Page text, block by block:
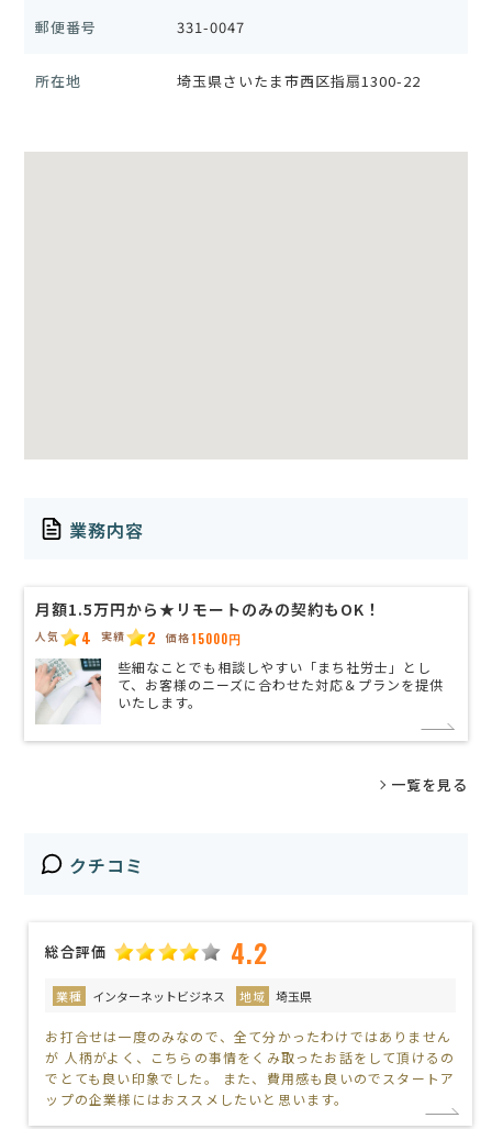
郵便番号 331-0047
所在地 埼玉県さいたま市西区指扇1300-22
業務内容
月額1.5万円から★リモートのみの契約もOK！
人気 4 実績 2 価格15000円
些細なことでも相談しやすい「まち社労士」とし
て、お客様のニーズに合わせた対応＆プランを提供
いたします。
一覧を見る
クチコミ
総合評価 4.2
業種 インターネットビジネス 地域 埼玉県
お打合せは一度のみなので、全て分かったわけではありません
が 人柄がよく、こちらの事情をくみ取ったお話をして頂けるの
でとても良い印象でした。 また、費用感も良いのでスタートア
ップの企業様にはおススメしたいと思います。